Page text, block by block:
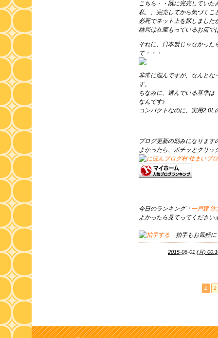
こちら・・既に完売していた
私、、完売してから気づくこ
必死でネット上を探しました
結局は在庫もっているお店で
それに、日本製じゃなかった
て・・・
非常に悩んですが、なんとな
す。
ちなみに、選んでいる基準
なんです♪
コンパクトなのに、実用2.0L
ブログ更新の励みになります
よかったら、ポチッとクリッ
今日のランキング「 一戸建
よかったら見てってください
拍手もお気軽に
2015-06-01 (月)
1 2